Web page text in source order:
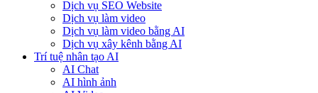
Dịch vụ SEO Website
Dịch vụ làm video
Dịch vụ làm video bằng AI
Dịch vụ xây kênh bằng AI
Trí tuệ nhân tạo AI
AI Chat
AI hình ảnh